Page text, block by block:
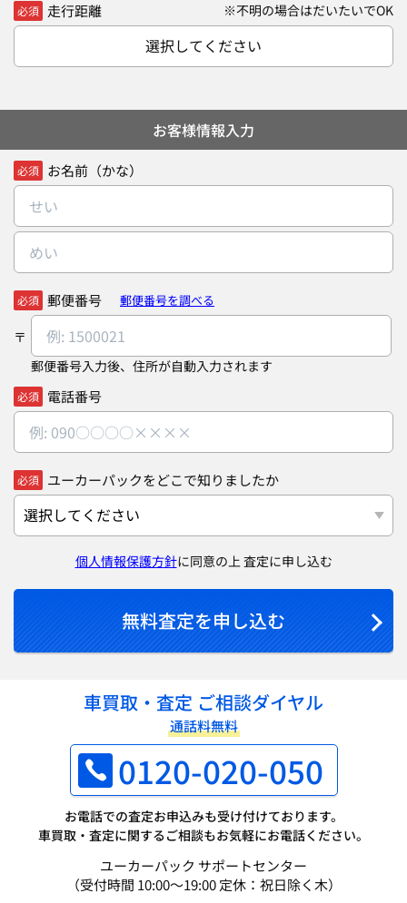
必須 走行距離 ※不明の場合はだいたいでOK
選択してください
お客様情報入力
必須 お名前（かな）
必須 郵便番号 郵便番号を調べる
郵便番号入力後、住所が自動入力されます
必須 電話番号
必須 ユーカーパックをどこで知りましたか
個人情報保護方針に同意の上 査定に申し込む
無料査定を申し込む
車買取・査定 ご相談ダイヤル
通話料無料
0120-020-050
お電話での査定お申込みも受け付けております。
車買取・査定に関するご相談もお気軽にお電話ください。
ユーカーパック サポートセンター
（受付時間 10:00～19:00 定休：祝日除く木）